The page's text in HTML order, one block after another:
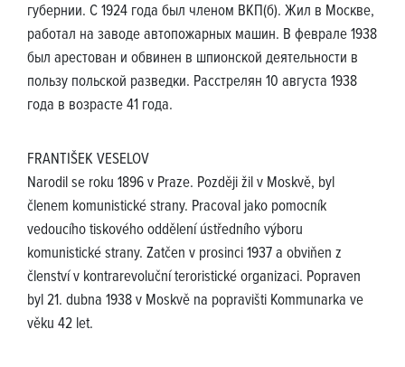
губернии. С 1924 года был членом ВКП(б). Жил в Москве,
работал на заводе автопожарных машин. В феврале 1938
был арестован и обвинен в шпионской деятельности в
пользу польской разведки. Расстрелян 10 августа 1938
года в возрасте 41 года.
FRANTIŠEK VESELOV
Narodil se roku 1896 v Praze. Později žil v Moskvě, byl
členem komunistické strany. Pracoval jako pomocník
vedoucího tiskového oddělení ústředního výboru
komunistické strany. Zatčen v prosinci 1937 a obviňen z
členství v kontrarevoluční teroristické organizaci. Popraven
byl 21. dubna 1938 v Moskvě na popravišti Kommunarka ve
věku 42 let.